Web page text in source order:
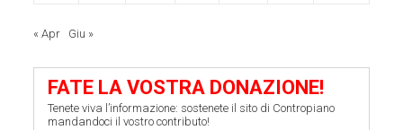
« Apr Giu »
FATE LA VOSTRA DONAZIONE!
Tenete viva l’informazione: sostenete il sito di Contropiano
mandandoci il vostro contributo!